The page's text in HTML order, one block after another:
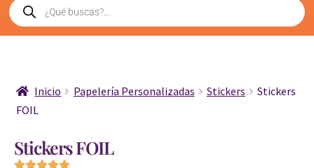
Inicio Papelería Personalizadas Stickers
Stickers
FOIL
Stickers FOIL
